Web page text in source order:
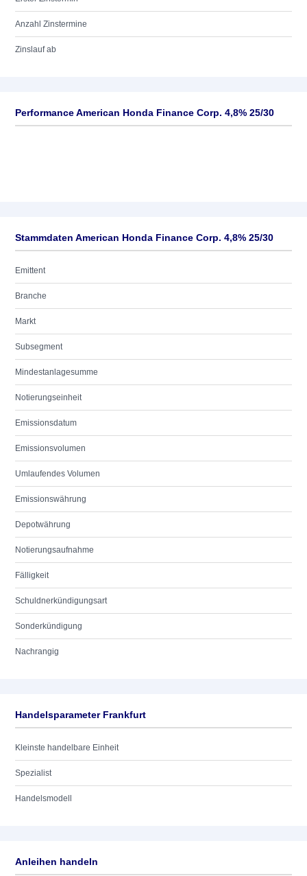
Anzahl Zinstermine
Zinslauf ab
Performance American Honda Finance Corp. 4,8% 25/30
Stammdaten American Honda Finance Corp. 4,8% 25/30
Emittent
Branche
Markt
Subsegment
Mindestanlagesumme
Notierungseinheit
Emissionsdatum
Emissionsvolumen
Umlaufendes Volumen
Emissionswährung
Depotwährung
Notierungsaufnahme
Fälligkeit
Schuldnerkündigungsart
Sonderkündigung
Nachrangig
Handelsparameter Frankfurt
Kleinste handelbare Einheit
Spezialist
Handelsmodell
Anleihen handeln